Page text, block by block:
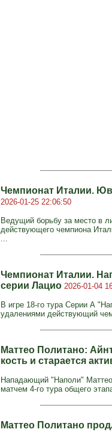
Чемпионат Италии.
2026-01-25 22:06:50
Ведущий борьбу за место в
действующего чемпиона
...
Чемпионат Италии.
серии Лацио 2026-01-04
В игре 18-го тура Серии А
удалениями действующий
Маттео Политано:
кость и старается
Нападающий "Наполи"
матчем 4-го тура общего
Маттео Политано